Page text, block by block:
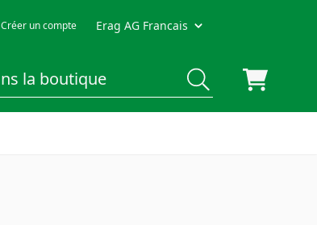
Créer un compte Erag AG Francais